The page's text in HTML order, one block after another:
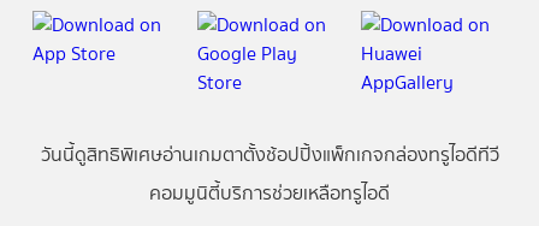
วันนี้ดูสิทธิพิเศษอ่านเกมตาตั้งช้อปปิ้งแพ็กเกจกล่องทรูไอดีทีวี
คอมมูนิตี้บริการช่วยเหลือทรูไอดี